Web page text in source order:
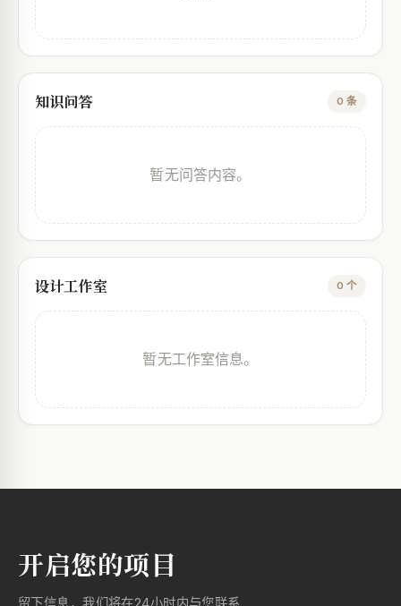
知识问答 0 条
暂无问答内容。
设计工作室 0 个
暂无工作室信息。
开启您的项目
留下信息，我们将在24小时内与您联系